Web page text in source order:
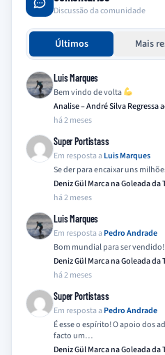
Discussão da comunidade
Últimos Mais
Luis Marques
Bem vindo de volta
Analise – André Silva Regressa
há 2 meses
Super Portistass
Em resposta a Luis Marques
Se der para encaixar uns
Deniz Gül Marca na Goleada
há 2 meses
Luis Marques
Em resposta a Pedro Andrade
Bom mundial para ser vendido!
Deniz Gül Marca na Goleada
há 2 meses
Super Portistass
Em resposta a Pedro Andrade
É esse o espírito! O apoio dos
facto um…
Deniz Gül Marca na Goleada